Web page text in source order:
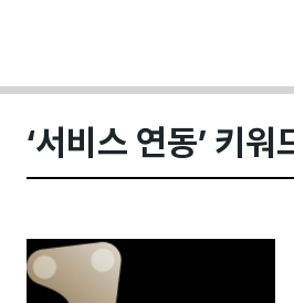
‘서비스 연동’ 키워